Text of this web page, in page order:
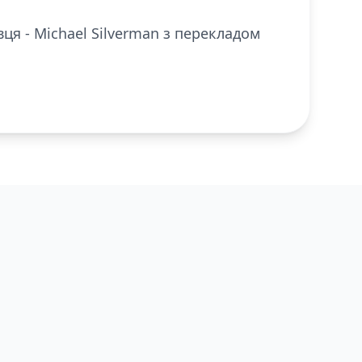
- Michael Silverman з перекладом